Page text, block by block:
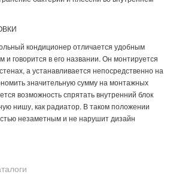
кондиционер отличается удобным
и говорится в его названии. Он монтируется
а устанавливается непосредственно на
значительную сумму на монтажных
возможность спрятать внутренний блок
нишу, как радиатор. В таком положении
незаметным и не нарушит дизайн